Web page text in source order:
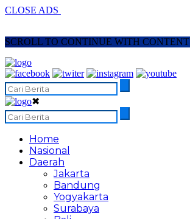
CLOSE ADS
SCROLL TO CONTINUE WITH CONTENT
✖
Home
Nasional
Daerah
Jakarta
Bandung
Yogyakarta
Surabaya